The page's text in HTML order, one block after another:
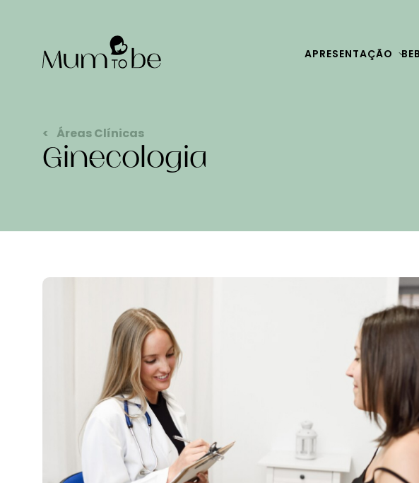
APRESENTAÇÃO
Áreas Clínicas
Ginecologia